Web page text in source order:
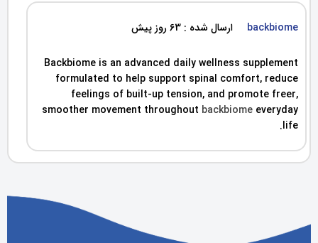
backbiome ارسال شده : 63 روز پیش
Backbiome is an advanced daily wellness supplement
formulated to help support spinal comfort, reduce
feelings of built-up tension, and promote freer,
smoother movement throughout backbiome everyday
life.